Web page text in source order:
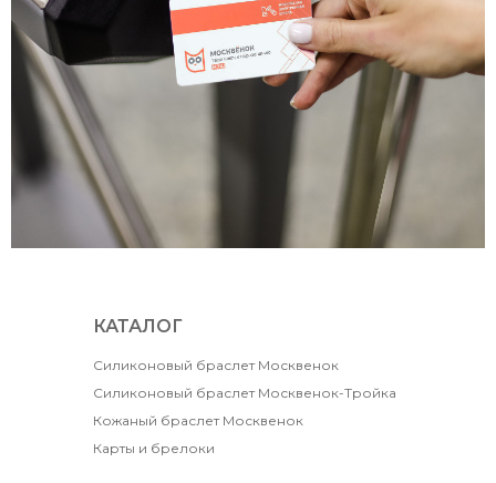
Силиконовый браслет Москвенок
Силиконовый браслет Москвенок-Тройка
Кожаный браслет Москвенок
Карты и брелоки
КАТАЛОГ